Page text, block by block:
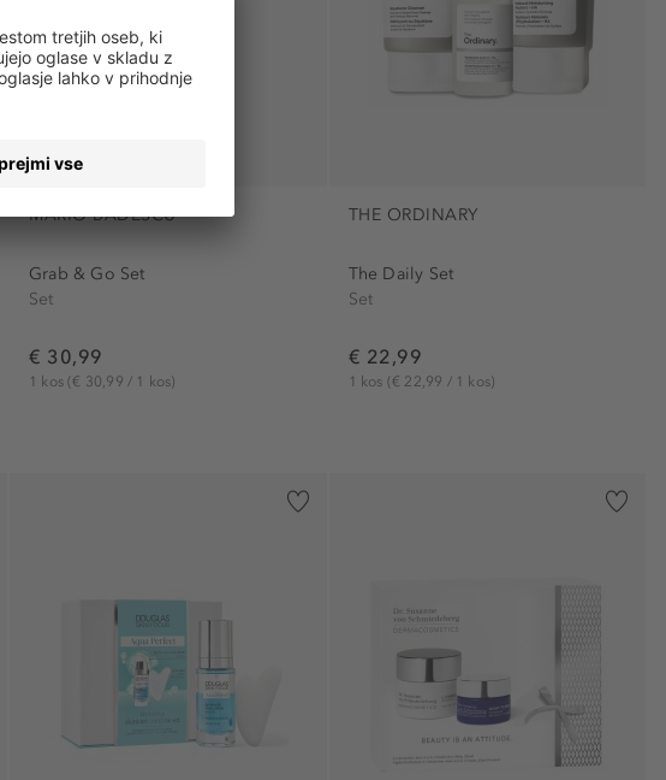
MARIO BADESCU
Grab & Go Set
Set
€ 30,99
1 kos(€ 30,99 / 1 kos)
THE ORDINARY
The Daily Set
Set
€ 22,99
1 kos (€ 22,99 / 1 kos)